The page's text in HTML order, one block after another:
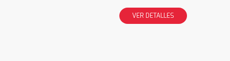
VER DETALLES